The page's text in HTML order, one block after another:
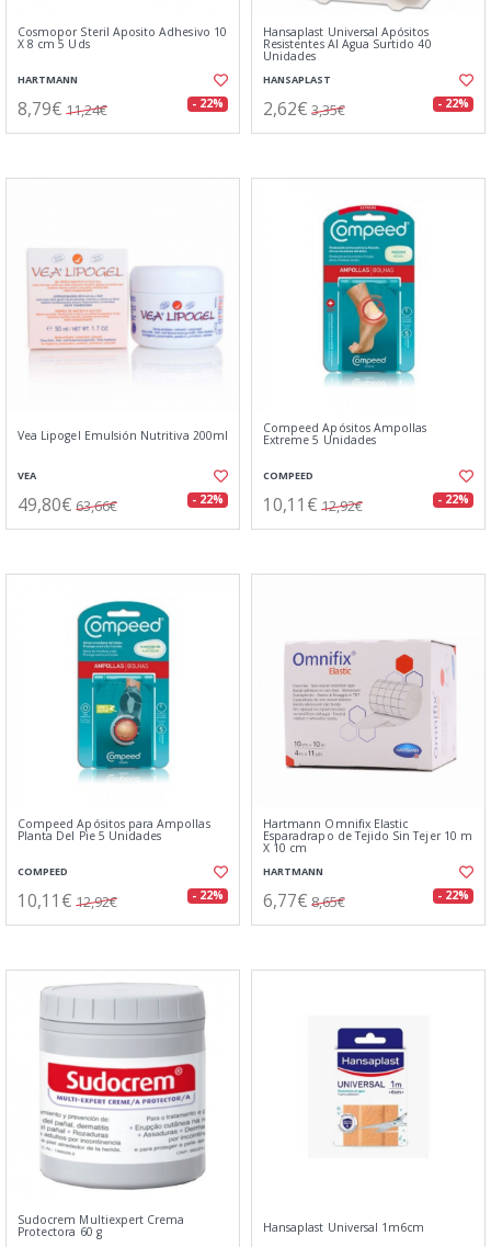
Cosmopor Steril Aposito Adhesivo 10
X 8 cm 5 Uds
HARTMANN
8,79€ 11,24€ - 22%
Hansaplast Universal Apósitos
Resistentes Al Agua Surtido 40
Unidades
HANSAPLAST
2,62€ 3,35€ - 22%
Vea Lipogel Emulsión Nutritiva 200ml
VEA
49,80€ 63,66€ - 22%
Compeed Apósitos Ampollas
Extreme 5 Unidades
COMPEED
10,11€ 12,92€ - 22%
Compeed Apósitos para Ampollas
Planta Del Pie 5 Unidades
COMPEED
10,11€ 12,92€ - 22%
Hartmann Omnifix Elastic
Esparadrapo de Tejido Sin Tejer 10 m
X 10 cm
HARTMANN
6,77€ 8,65€ - 22%
Sudocrem Multiexpert Crema
Protectora 60 g Hansaplast Universal 1m6cm